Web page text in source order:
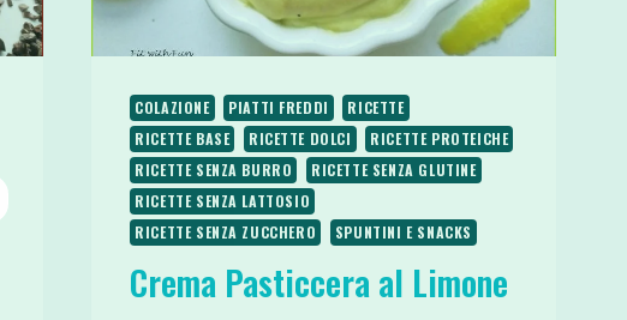
COLAZIONE PIATTI FREDDI
RICETTE
RICETTE BASE
RICETTE DOLCI
RICETTE PROTEICHE
RICETTE SENZA BURRO
RICETTE SENZA GLUTINE
RICETTE SENZA LATTOSIO
RICETTE SENZA ZUCCHERO
SPUNTINI E SNACKS
Crema Pasticcera al Limone